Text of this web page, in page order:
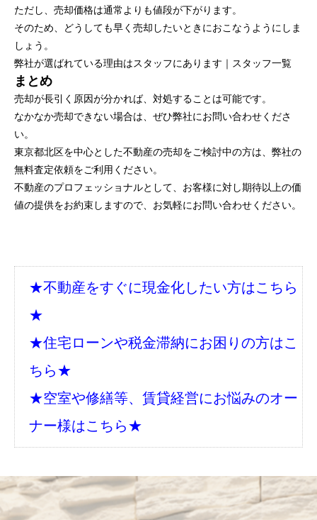
ただし、売却価格は通常よりも値段が下がります。
そのため、どうしても早く売却したいときにおこなうようにしま
しょう。
弊社が選ばれている理由はスタッフにあります｜ スタッフ一覧
まとめ
売却が長引く原因が分かれば、対処することは可能です。
なかなか売却できない場合は、ぜひ弊社にお問い合わせくださ
い。
東京都北区を中心とした不動産の売却をご検討中の方は、弊社の
無料査定依頼をご利用ください。
不動産のプロフェッショナルとして、お客様に対し期待以上の価
値の提供をお約束しますので、お気軽にお問い合わせください。
★不動産をすぐに現金化したい方はこちら
★
★住宅ローンや税金滞納にお困りの方はこ
ちら★
★空室や修繕等、賃貸経営にお悩みのオー
ナー様はこちら★